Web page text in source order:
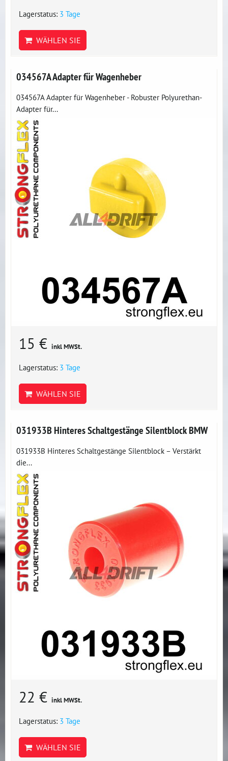
Lagerstatus: 3 Tage
WÄHLEN SIE
034567A Adapter für Wagenheber
034567A Adapter für Wagenheber - Robuster Polyurethan-
Adapter für...
15 € inkl MWSt.
Lagerstatus: 3 Tage
WÄHLEN SIE
031933B Hinteres Schaltgestänge Silentblock BMW
031933B Hinteres Schaltgestänge Silentblock – Verstärkt
die...
22 € inkl MWSt.
Lagerstatus: 3 Tage
WÄHLEN SIE